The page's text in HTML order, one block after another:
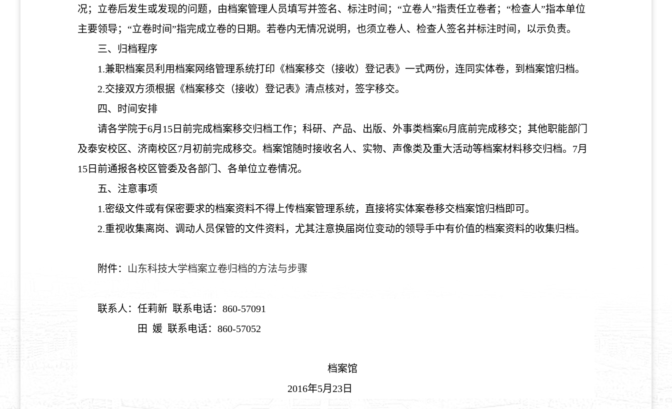
况；立卷后发生或发现的问题，由档案管理人员填写并签名、标注时间；“立卷人”指责任立卷者；“检查人”指本单位
主要领导；“立卷时间”指完成立卷的日期。若卷内无情况说明，也须立卷人、检查人签名并标注时间，以示负责。
三、归档程序
1.兼职档案员利用档案网络管理系统打印《档案移交（接收）登记表》一式两份，连同实体卷，到档案馆归档。
2.交接双方须根据《档案移交（接收）登记表》清点核对，签字移交。
四、时间安排
请各学院于6月 15 日前完成档案移交归档工作；科研、产品、出版、外事类档案6月底前完成移交；其他职能部门
及泰安校区、济南校区7月初前完成移交。档案馆随时接收名人、实物、声像类及重大活动等档案材料移交归档。 7月
15 日前通报各校区管委及各部门、各单位立卷情况。
五、注意事项
1.密级文件或有保密要求的档案资料不得上传档案管理系统，直接将实体案卷移交档案馆归档即可。
2.重视收集离岗、调动人员保管的文件资料，尤其注意换届岗位变动的领导手中有价值的档案资料的收集归档。
附件： 山东科技大学档案立卷归档的方法与步骤
联系人：任莉新 联系电话：860-57091
田
媛 联系电话：860-57052
档案馆
2016年5月 23 日